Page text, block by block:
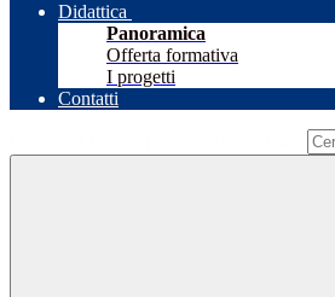
Didattica
Panoramica
Offerta formativa
I progetti
Contatti